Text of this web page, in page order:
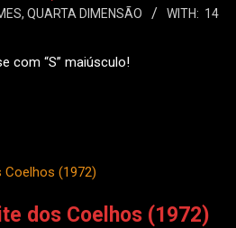
, QUARTA DIMENSÃO WITH: 14
com “S” maiúsculo!
dos Coelhos (1972)